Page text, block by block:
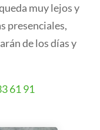
muy lejos y
presenciales,
de los días y
61 91